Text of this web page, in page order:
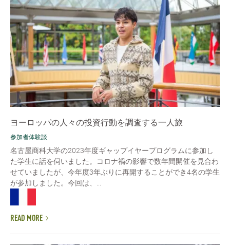
ヨーロッパの人々の投資行動を調査する一人旅
参加者体験談
名古屋商科大学の2023年度ギャップイヤープログラムに参加し
た学生に話を伺いました。コロナ禍の影響で数年間開催を見合わ
せていましたが、今年度3年ぶりに再開することができ4名の学生
が参加しました。今回は、...
READ MORE